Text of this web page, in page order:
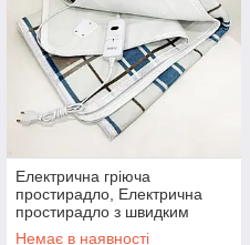
Електрична гріюча
простирадло, Електрична
простирадло з швидким
підігрівом Краща ковдра UB-
Немає в наявності